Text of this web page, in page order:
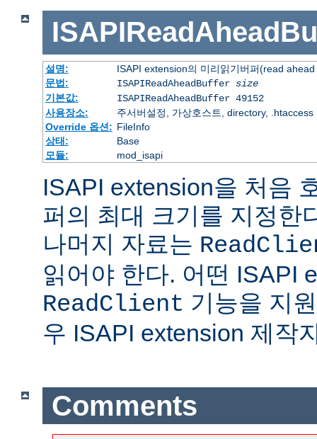
설명:
ISAPI extension의 미리읽기버퍼(read
문법:
ISAPIReadAheadBuffer size
기본값:
ISAPIReadAheadBuffer 49152
사용장소:
주서버설정, 가상호스트, directory, .htaccess
Override 옵션: FileInfo
상태:
Base
모듈:
mod_isapi
ISAPI extension을 처음
퍼의 최대 크기를 지정한
나머지 자료는
읽어야 한다. 어떤 ISAPI
ReadClient 기능을 지
우 ISAPI extension 제작
Comments